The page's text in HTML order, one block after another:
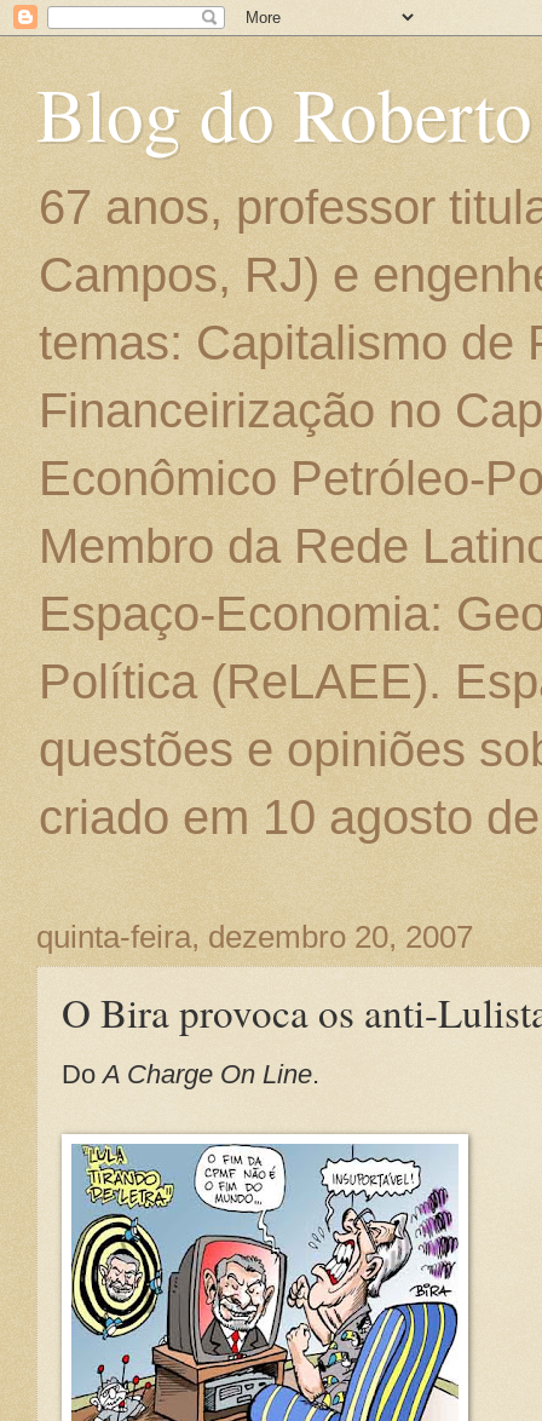
Blog do
67 anos, professor
Campos, RJ) e
temas: Capitalismo de
Financeirização no
Econômico Petróleo-
Membro da Rede
Espaço-Economia:
Política (ReLAEE).
questões e opiniões
criado em 10 agosto
quinta-feira, dezembro 20, 2007
O Bira provoca os anti-
DoA Charge On Line.